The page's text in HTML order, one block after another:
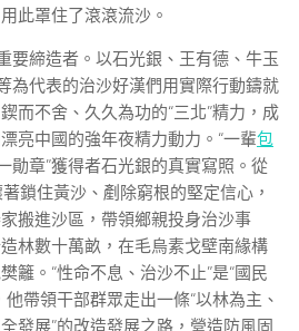
此罩住了滾滾流沙。
要締造者。以石光銀、王有德、牛玉
為代表的治沙好漢們用實際行動鑄就
而不舍、久久為功的“三北”精力，成
亮中國的強年夜精力動力。“一輩包
勛章”獲得者石光銀的真實寫照。從
鎖住黃沙、剷除窮根的堅定信心，
搬進沙區，帶領鄉親投身治沙事
林數十萬畝，在毛烏素戈壁南緣構
籬。“性命不息、治沙不止”是“國民
帶領干部群眾走出一條“以林為主、
發展”的改造發展之路，營造防風固